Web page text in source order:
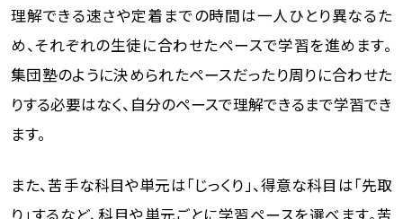
理解できる速さや定着までの時間は一人ひとり異なるた
め、それぞれの生徒に合わせたペースで学習を進めます。
集団塾のように決められたペースだったり周りに合わせた
りする必要はなく、自分のペースで理解できるまで学習でき
ます。
また、苦手な科目や単元は「じっくり」、得意な科目は「先取